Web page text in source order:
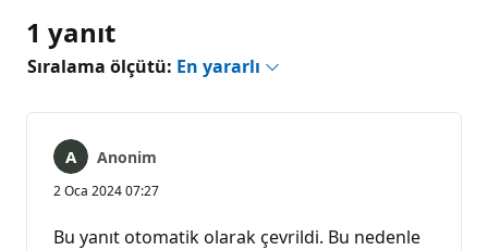
1 yanıt
Sıralama ölçütü: En yararlı
Anonim
2 Oca 2024 07:27
Bu yanıt otomatik olarak çevrildi. Bu nedenle